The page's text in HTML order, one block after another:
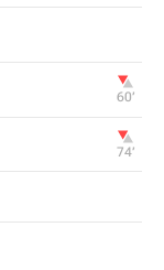
60‎’‎
74‎’‎